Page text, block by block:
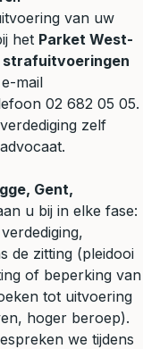
van uw
het Parket West-
strafuitvoeringen
mail
02 682 05 05.
zelf
Gent,
u bij in elke fase:
de zitting (pleidooi
of beperking van
tot uitvoering
hoger beroep).
we tijdens